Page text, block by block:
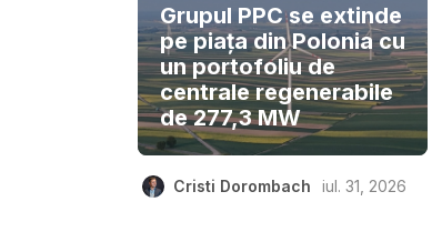
Grupul PPC se extinde
pe piața din Polonia cu
un portofoliu de
centrale regenerabile
de 277,3 MW
Cristi Dorombach iul. 31, 2026